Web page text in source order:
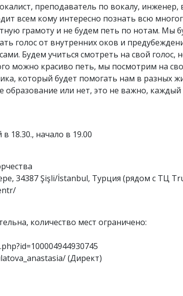
преподаватель по вокалу, инженер,
всем кому интересно познать всю
грамоту и не будем петь по нотам. Мы
голос от внутренних оков и
Будем учиться смотреть на свой голос,
можно красиво петь, мы посмотрим на
который будет помогать нам в разных
образование или нет, это не важно, каждый
18.30., начало в 19.00
34387 Şişli/İstanbul, Турция (рядом с ТЦ
количество мест ограничено:
(Директ)